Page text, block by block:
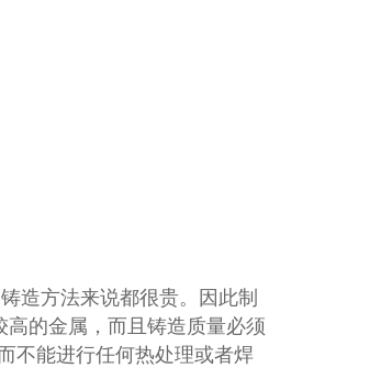
造方法来说都很贵。因此制
的金属，而且铸造质量必须
不能进行任何热处理或者焊